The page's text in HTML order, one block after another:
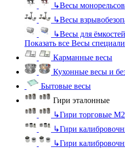
↳Весы
↳Весы
↳Весы для ёмкостей
Показать все Весы
Карманные весы
Кухонные весы и
Бытовые весы
Гири эталонные
↳Гири торговые М2
↳Гири
↳Гири